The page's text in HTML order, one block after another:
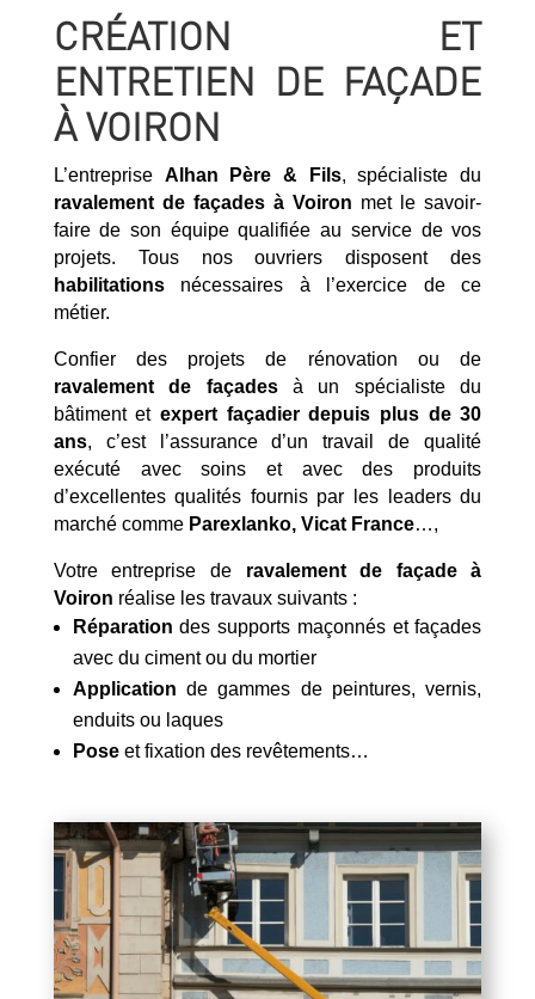
CRÉATION ET
ENTRETIEN DE FAÇADE
À VOIRON
L’entreprise Alhan Père & Fils, spécialiste du
ravalement de façades à Voiron met le savoir-
faire de son équipe qualifiée au service de vos
projets. Tous nos ouvriers disposent des
habilitationsnécessaires à l’exercice de ce
métier.
Confier des projets de rénovation ou de
ravalement de façadesà un spécialiste du
bâtiment etexpert façadier depuis plus de 30
ans, c’est l’assurance d’un travail de qualité
exécuté avec soins et avec des produits
d’excellentes qualités fournis par les leaders du
marché comme Parexlanko, Vicat France…,
Votre entreprise de ravalement de façade à
Voiron réalise les travaux suivants :
Réparation des supports maçonnés et façades
avec du ciment ou du mortier
Application de gammes de peintures, vernis,
enduits ou laques
Poseet fixation des revêtements…